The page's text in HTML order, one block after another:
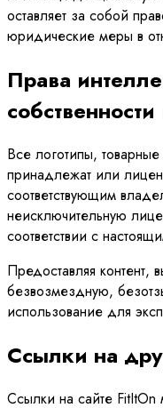
оставляет за собой
юридические меры в
Права
Все логотипы, товарные
принадлежат или
соответствующим
неисключительную
соответствии с
Предоставляя контент,
безвозмездную,
использование для
Ссылки на
Ссылки на сайте FitItOn